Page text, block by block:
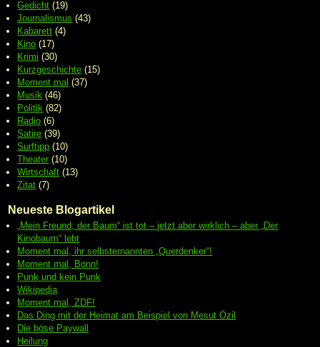
Gedicht (19)
Journalismus (43)
Kabarett (4)
Kino (17)
Krimi (30)
Kurzgeschichte (15)
Moment mal (37)
Musik (46)
Politik (82)
Radio (6)
Satire (39)
Surftipp (10)
Theater (10)
Wirtschaft (13)
Zitat (7)
Neueste Blogartikel
„Mein Freund, der Baum“ ist tot – jetzt aber wirklich – aber „Der
Kinobaum“ lebt
Moment mal, ihr selbsternannten „Querdenker“!
Moment mal, Bonn!
Punk und kein Punk
Wikipedia
Moment mal, ZDF!
Das Ding mit der Heimat am Beispiel von Mesut Özil
Die böse Paywall
Heilung